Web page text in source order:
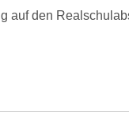
auf den